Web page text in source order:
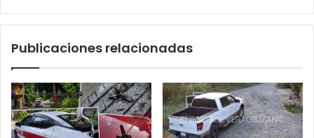
CRISIS
QUE
Publicaciones relacionadas